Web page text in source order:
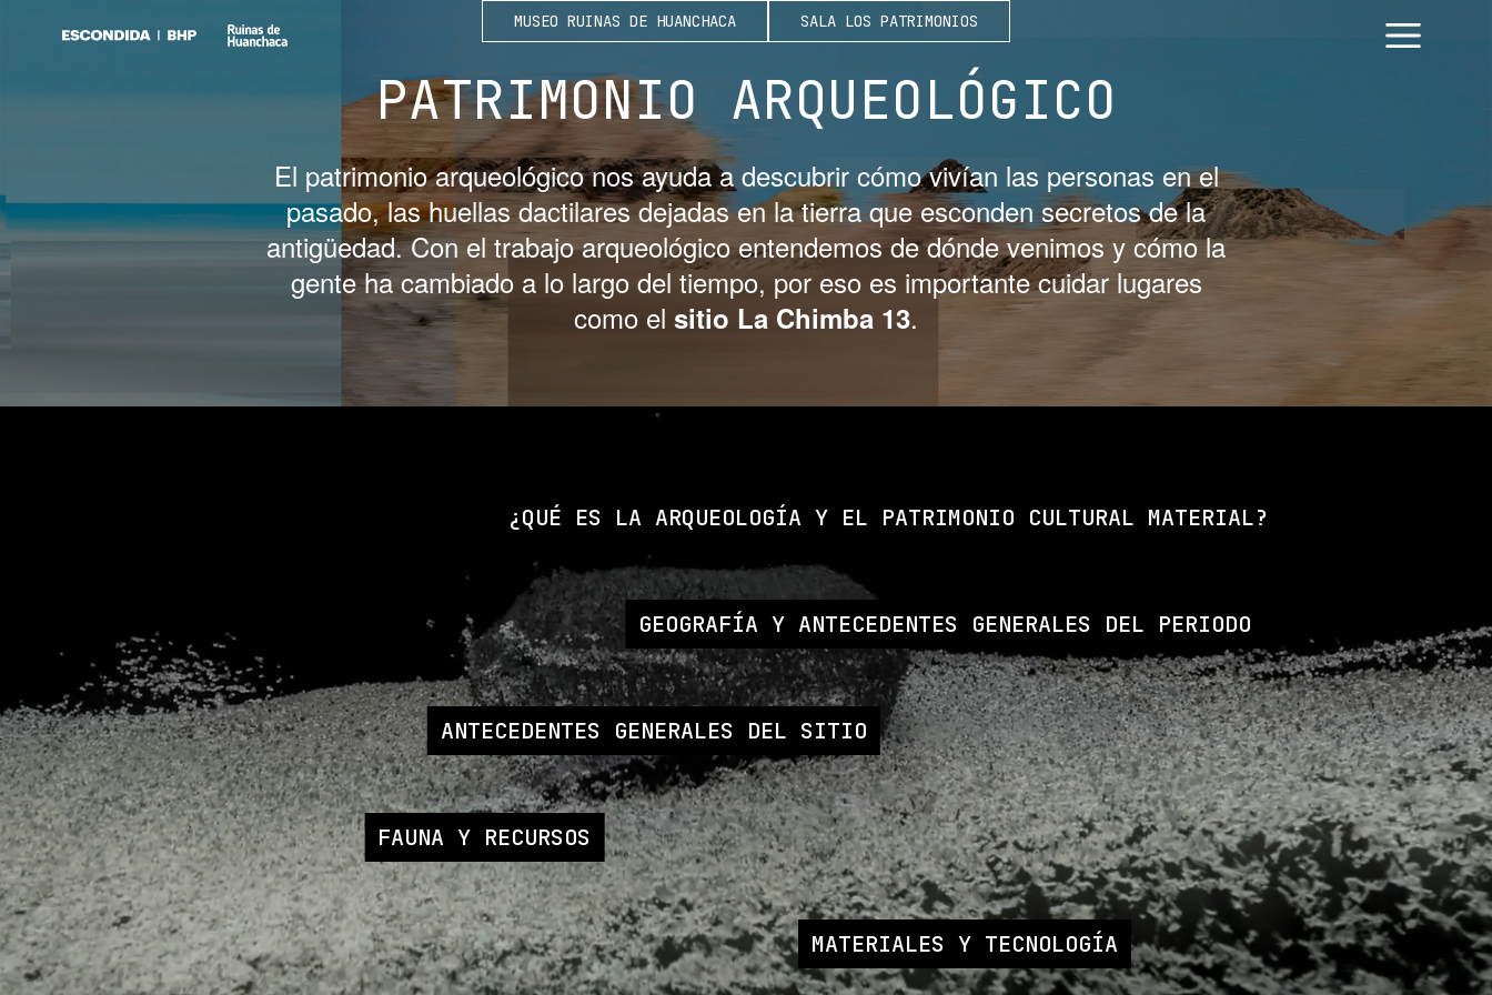
MUSEO RUINAS DE HUANCHACA SALA LOS PATRIMONIOS
PATRIMONIO ARQUEOLÓGICO
El patrimonio arqueológico nos ayuda a descubrir cómo vivían las personas en el
pasado, las huellas dactilares dejadas en la tierra que esconden secretos de la
antigüedad. Con el trabajo arqueológico entendemos de dónde venimos y cómo la
gente ha cambiado a lo largo del tiempo, por eso es importante cuidar lugares
como el sitio La Chimba 13.
¿QUÉ ES LA ARQUEOLOGÍA Y EL PATRIMONIO CULTURAL MATERIAL?
GEOGRAFÍA Y ANTECEDENTES GENERALES DEL PERIODO
ANTECEDENTES GENERALES DEL SITIO
FAUNA Y RECURSOS
MATERIALES Y TECNOLOGÍA